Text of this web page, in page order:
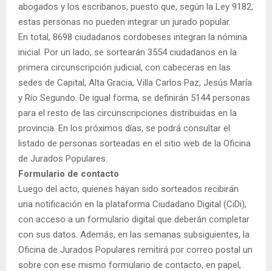
abogados y los escribanos, puesto que, según la Ley 9182,
estas personas no pueden integrar un jurado popular.
En total, 8698 ciudadanos cordobeses integran la nómina
inicial. Por un lado, se sortearán 3554 ciudadanos en la
primera circunscripción judicial, con cabeceras en las
sedes de Capital, Alta Gracia, Villa Carlos Paz, Jesús María
y Río Segundo. De igual forma, se definirán 5144 personas
para el resto de las circunscripciones distribuidas en la
provincia. En los próximos días, se podrá consultar el
listado de personas sorteadas en el sitio web de la Oficina
de Jurados Populares.
Formulario de contacto
Luego del acto, quienes hayan sido sorteados recibirán
una notificación en la plataforma Ciudadano Digital (CiDi),
con acceso a un formulario digital que deberán completar
con sus datos. Además, en las semanas subsiguientes, la
Oficina de Jurados Populares remitirá por correo postal un
sobre con ese mismo formulario de contacto, en papel,